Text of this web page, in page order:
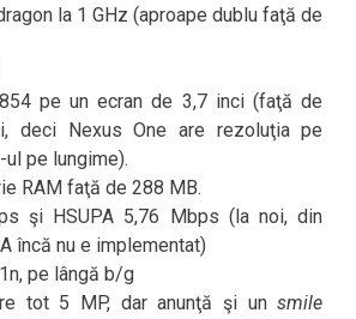
la 1 GHz (aproape dublu faţă de
pe un ecran de 3,7 inci (faţă de
deci Nexus One are rezoluţia pe
pe lungime).
RAM faţă de 288 MB.
şi HSUPA 5,76 Mbps (la noi, din
încă nu e implementat)
pe lângă b/g
tot 5 MP, dar anunţă şi unsmile